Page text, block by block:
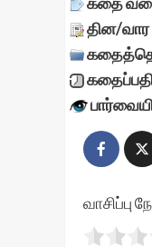
தின/
வாசிப்பு